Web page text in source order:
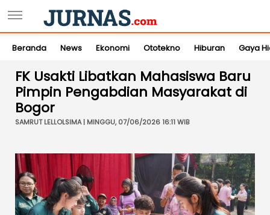
Beranda News Ekonomi Ototekno Hiburan Gaya
FK Usakti Libatkan Mahasiswa Baru
Pimpin Pengabdian Masyarakat di
Bogor
SAMRUT LELLOLSIMA | MINGGU, 07/06/2026 16:11 WIB